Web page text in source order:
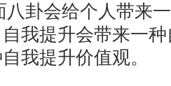
八卦会给个人带来
我提升会带来一
我提升价值观。